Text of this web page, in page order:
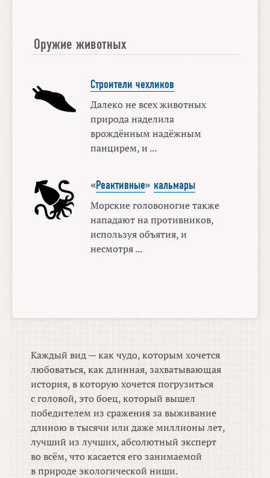
Оружие животных
Строители чехликов
Далеко не всех животных
природа наделила
врождённым надёжным
панцирем, и ...
«Реактивные» кальмары
Морские головоногие также
нападают на противников,
используя объятия, и
несмотря ...
Каждый вид — как чудо, которым хочется
любоваться, как длинная, захватывающая
история, в которую хочется погрузиться
с головой, это боец, который вышел
победителем из сражения за выживание
длиною в тысячи или даже миллионы лет,
лучший из лучших, абсолютный эксперт
во всём, что касается его занимаемой
в природе экологической ниши.